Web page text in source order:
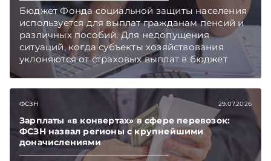
Бюджет Фонда социальной защиты населения
используется для выплат гражданам пенсий и
различных пособий. Для недопущения
ситуаций, когда субъекты хозяйствования
уклоняются от страховых выплат в бюджет
фонда, законодатели готовят специальные
Viber. Главное об экономике Беларуси —
раньше, чем в новостях TelegramViber
ФСЗН 29.07.2026
Зарплаты «в конвертах» в сфере перевозок:
ФСЗН назвал регионы с крупнейшими
доначислениями